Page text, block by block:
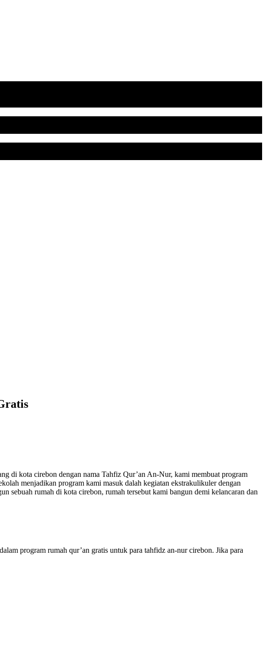
di kota cirebon dengan nama Tahfiz Qur’an An-Nur, kami membuat program
menjadikan program kami masuk dalah kegiatan ekstrakulikuler dengan
sebuah rumah di kota cirebon, rumah tersebut kami bangun demi kelancaran dan
program rumah qur’an gratis untuk para tahfidz an-nur cirebon. Jika para